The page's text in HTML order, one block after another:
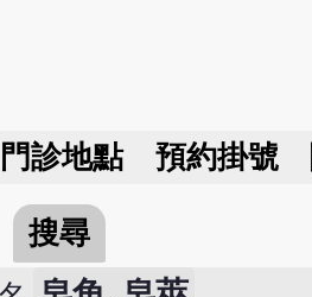
門診地點 預約掛號
搜尋